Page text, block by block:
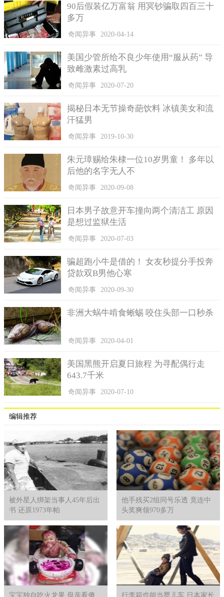
90后假装亿万富翁 用冥钞骗取四百三十
多万
奇闻异事 2020-04-14
美国少管所给不良少年使用“服从药” 导
致雌激素过高乳
奇闻异事 2020-07-20
揭秘日本无节操奇葩饮料 冰镇美女和流
汗猛男
奇闻异事 2019-10-30
朱元璋赐给朱棣一位10岁男童！ 多年以
后他的名字无人不
奇闻异事 2020-09-08
日本男子故意开车撞向两个清洁工 原因
是想过监狱生活
奇闻异事 2020-07-03
骗超跑小牛是借的！ 女友秒提分手投奔
贷款双B男他心寒
奇闻异事 2020-09-30
非洲大蜗牛啃食蜥蜴 咬住头部一口秒杀
奇闻异事 2020-04-01
美国黑熊开启夏日旅程 为寻配偶行走
643.7千米
奇闻异事 2020-07-10
编辑推荐
被外星人绑架当事人45年后出
书 还原1973年帕
他手残买2组同号乐透 竟连中
头奖爽领970多万
宝宝独自吃火龙果 母亲看傻 行李箱也能当婴儿车 日本家长